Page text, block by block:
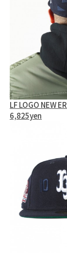
LF LOGO NEW
6,825yen